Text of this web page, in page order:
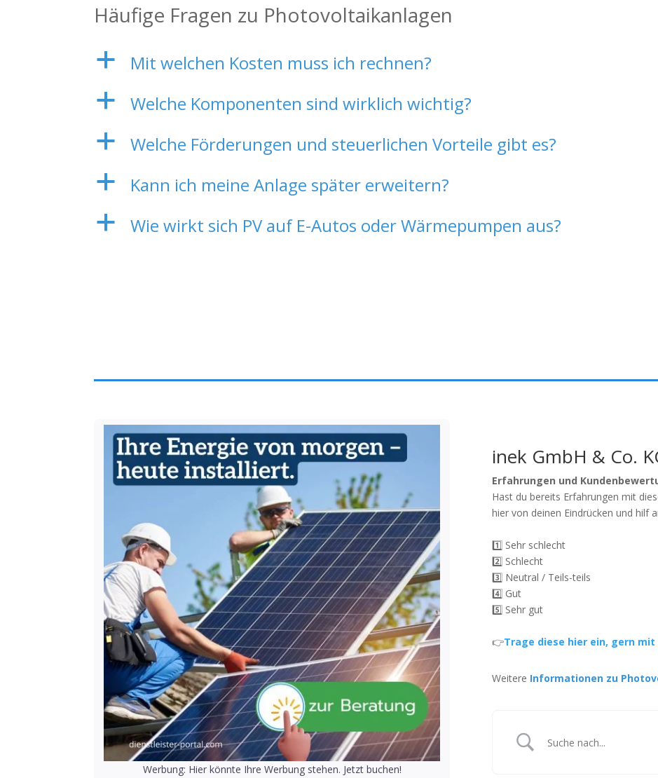
Häufige Fragen zu Photovoltaikanlagen
a Mit welchen Kosten muss ich rechnen?
a Welche Komponenten sind wirklich wichtig?
a Welche Förderungen und steuerlichen Vorteile gibt es?
a Kann ich meine Anlage später erweitern?
a Wie wirkt sich PV auf E-Autos oder Wärmepumpen aus?
Werbung: Hier könnte Ihre Werbung stehen. Jetzt buchen!
inek GmbH & Co.
Erfahrungen und
Hast du bereits Erfahrungen mit
hier von deinen Eindrücken und hilf
1️⃣ Sehr schlecht
2️⃣ Schlecht
3️⃣ Neutral / Teils-teils
4️⃣ Gut
5️⃣ Sehr gut
👉Trage diese hier ein, gern mit
Weitere Informationen zu